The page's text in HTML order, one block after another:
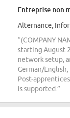
Entreprise non
Alternance,
“(COMPANY
starting August
network setup,
German/
Post-
is supported.”